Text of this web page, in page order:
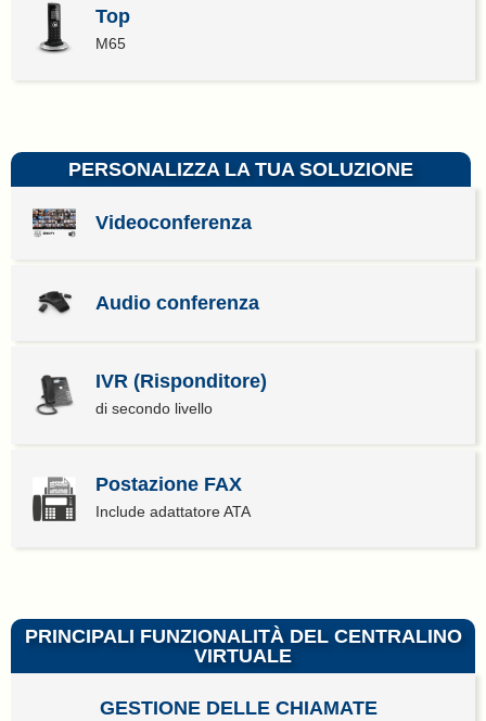
Top
M65
PERSONALIZZA LA TUA SOLUZIONE
Videoconferenza
Audio conferenza
IVR (Risponditore)
di secondo livello
Postazione FAX
Include adattatore ATA
PRINCIPALI FUNZIONALITÀ DEL CENTRALINO
VIRTUALE
GESTIONE DELLE CHIAMATE